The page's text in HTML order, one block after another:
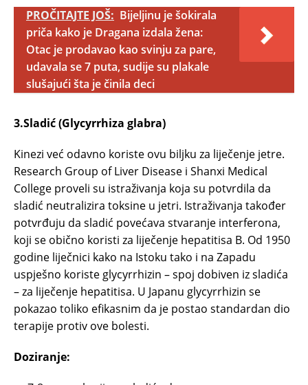
PROČITAJTE JOŠ: Bijeljinu je šokirala
priča kako je Dragana izdala žena:
Otac je prodavao kao svinju za pare,
udavala se 7 puta, sudije su plakale
slušajući šta je činila deci
3.Sladić (Glycyrrhiza glabra)
Kinezi već odavno koriste ovu biljku za liječenje jetre.
Research Group of Liver Disease i Shanxi Medical
College proveli su istraživanja koja su potvrdila da
sladić neutralizira toksine u jetri. Istraživanja također
potvrđuju da sladić povećava stvaranje interferona,
koji se obično koristi za liječenje hepatitisa B. Od 1950
godine liječnici kako na Istoku tako i na Zapadu
uspješno koriste glycyrrhizin – spoj dobiven iz sladića
– za liječenje hepatitisa. U Japanu glycyrrhizin se
pokazao toliko efikasnim da je postao standardan dio
terapije protiv ove bolesti.
Doziranje: